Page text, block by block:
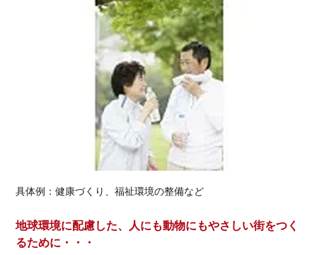
具体例：健康づくり、福祉環境の整備など
地球環境に配慮した、人にも動物にもやさしい街をつく
るために・・・